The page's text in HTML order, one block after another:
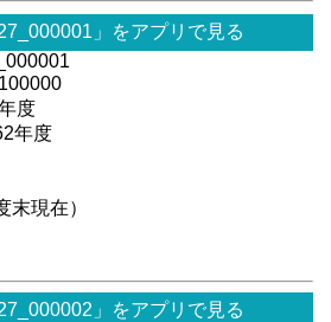
」をアプリで見る
度
年度
現在）
」をアプリで見る